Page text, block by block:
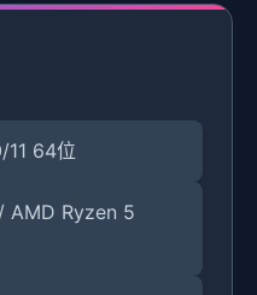
11 64位
Ryzen 5